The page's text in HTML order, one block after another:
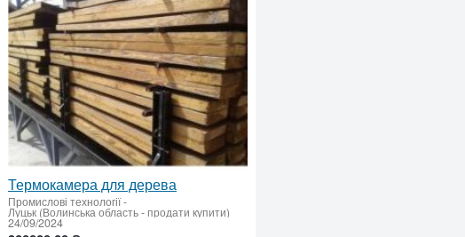
Термокамера для дерева
Промислові технології-
Луцьк (Волинська область - продати купити)
24/09/2024